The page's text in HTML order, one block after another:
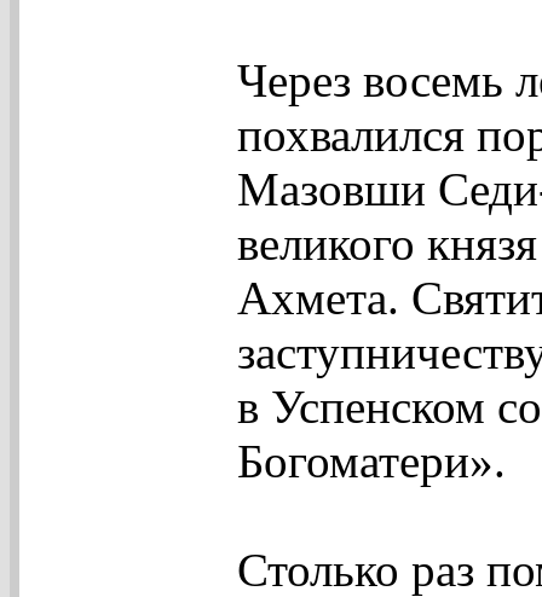
Через восемь
похвалился
Мазовши
великого
Ахмета.
в Успенском
Богоматери».
Столько раз